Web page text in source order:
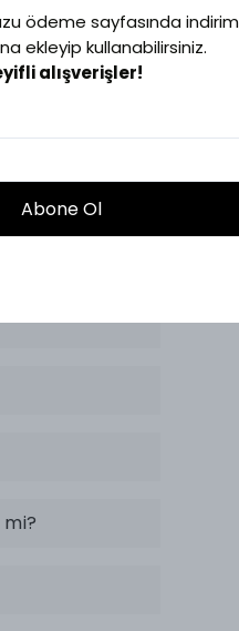
ödeme sayfasında indirim
ekleyip kullanabilirsiniz.
alışverişler!
Abone Ol